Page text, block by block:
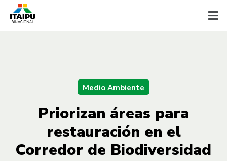
Medio Ambiente
Priorizan áreas para
restauración en el
Corredor de Biodiversidad